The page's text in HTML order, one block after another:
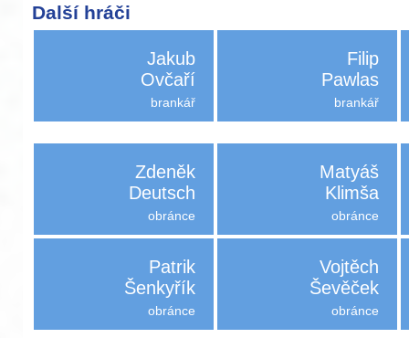
Další hráči
Jakub
Ovčaří
brankář
Filip
Pawlas
brankář
Zdeněk
Deutsch
obránce
Matyáš
Klimša
obránce
Patrik
Šenkyřík
obránce
Vojtěch
Ševěček
obránce